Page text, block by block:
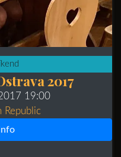
2017
19:00
Republic